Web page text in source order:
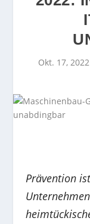
Okt. 17, 2022
Prävention